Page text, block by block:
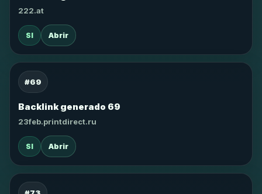
222.at
SI Abrir
#69
Backlink generado 69
23feb.printdirect.ru
SI Abrir